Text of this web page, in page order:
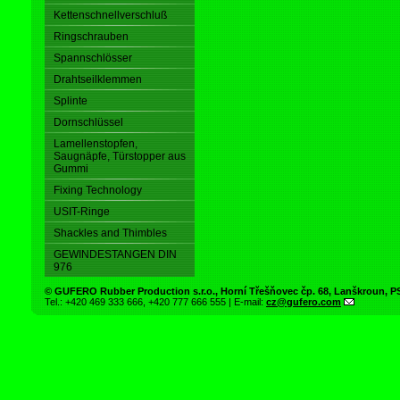
Kettenschnellverschluß
Ringschrauben
Spannschlösser
Drahtseilklemmen
Splinte
Dornschlüssel
Lamellenstopfen,
Saugnäpfe, Türstopper aus
Gummi
Fixing Technology
USIT-Ringe
Shackles and Thimbles
GEWINDESTANGEN DIN
976
© GUFERO Rubber Production s.r.o., Horní Třešňovec čp. 68, Lanškroun,
Tel.: +420 469 333 666, +420 777 666 555 | E-mail: cz@gufero.com